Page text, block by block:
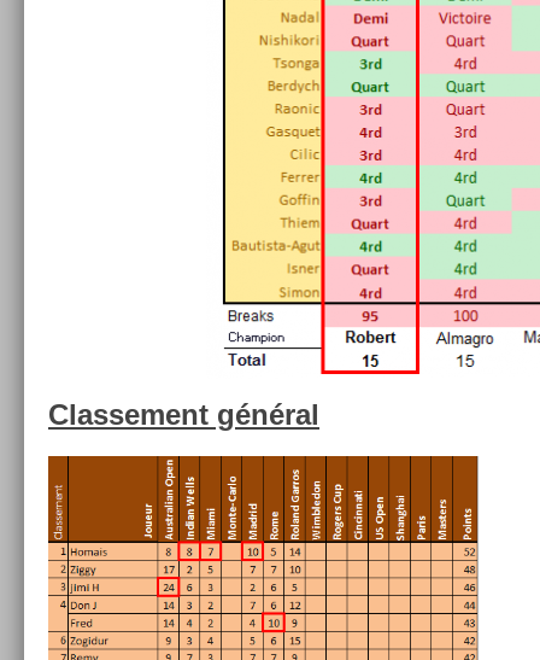
Clas­se­ment général